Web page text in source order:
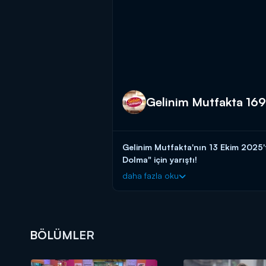
Gelinim Mutfakta
Gelinim Mutfakta'nın 13 Ekim
Dolma" için yarıştı!
Başladığı tarihten itibaren hafta
Gelinim Mutfakta, yeni
daha fazla oku
BÖLÜMLER